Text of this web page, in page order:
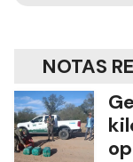
NOTAS